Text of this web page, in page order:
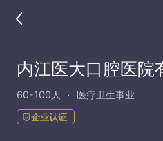
内江医大口腔医院
60-100人 医疗卫生事业
企业认证